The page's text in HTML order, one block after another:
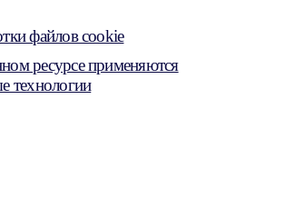
файлов cookie
ресурсе применяются
технологии